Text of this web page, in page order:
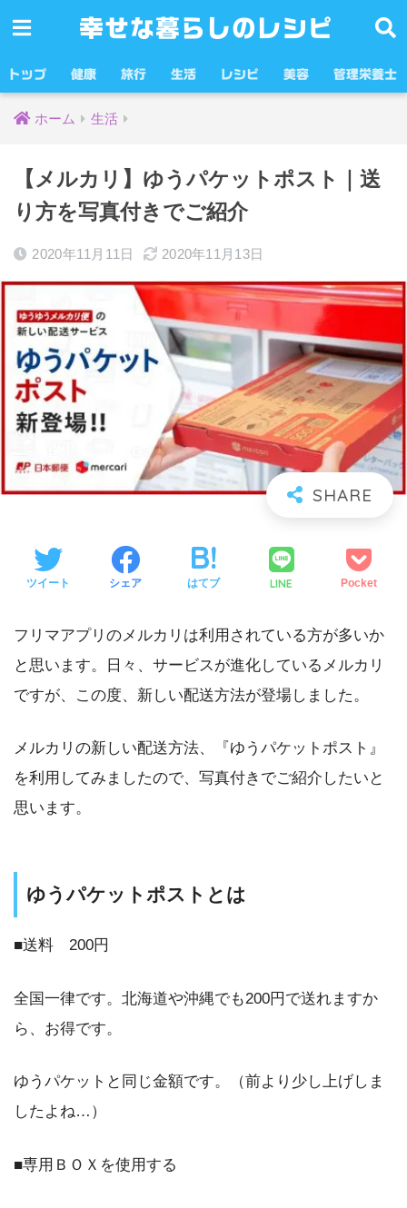
幸せな暮らしのレシピ
トップ 健康 旅行 生活 レシピ 美容 管理栄養士
ホーム 生活
【メルカリ】ゆうパケットポスト｜送
り方を写真付きでご紹介
2020年11月11日 2020年11月13日
ツイート シェア はてブ LINE Pocket
フリマアプリのメルカリは利用されている方が多いか
と思います。日々、サービスが進化しているメルカリ
ですが、この度、新しい配送方法が登場しました。
メルカリの新しい配送方法、『ゆうパケットポスト』
を利用してみましたので、写真付きでご紹介したいと
思います。
ゆうパケットポストとは
■送料 200円
全国一律です。北海道や沖縄でも200円で送れますか
ら、お得です。
ゆうパケットと同じ金額です。（前より少し上げしま
したよね…）
■専用ＢＯＸを使用する